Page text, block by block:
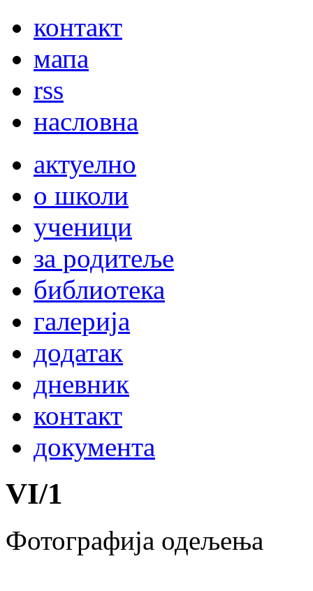
контакт
мапа
rss
насловна
актуелно
о школи
ученици
за родитеље
библиотека
галерија
додатак
дневник
контакт
документа
VI/1
Фотографија одељења